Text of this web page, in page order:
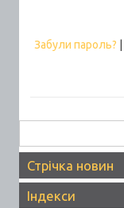
Забули пароль?
Стрічка новин
Індекси